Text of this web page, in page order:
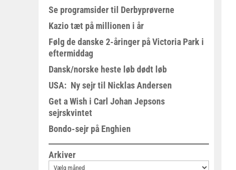
Se programsider til Derbyprøverne
Kazio tæt på millionen i år
Følg de danske 2-åringer på Victoria Park i
eftermiddag
Dansk/norske heste løb dødt løb
USA: Ny sejr til Nicklas Andersen
Get a Wish i Carl Johan Jepsons
sejrskvintet
Bondo-sejr på Enghien
Arkiver